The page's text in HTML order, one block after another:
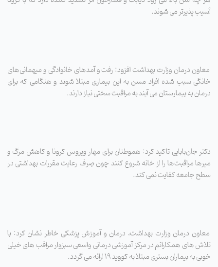
آسیب پذیرتر می شوند.
معاون درمان وزارت بهداشت افزود: رفت و آمدهای خانوادگی و میهمانی‌های
خانگی سبب شده افراد مسن به این بیماری مبتلا شوند و هنگامی که برای
درمان به بیمارستان می آیند به مراقبت سختی نیاز دارند.
دکتر جان‌بابایی تاکید کرد: هموطنان برای مهار ویروس کرونا و کاهش مرگ و
میرها مراقبت‌ها را از خانه شروع کنند چون صِرف رعایت مقررات بهداشتی در
سطح جامعه کفایت نمی کند.
معاون درمان وزارت بهداشت، درمان و آموزش پزشکی خاطر نشان کرد: با
تلاش های همکارانم در مرکز آموزشی درمانی واسعی سبزوار مراقب های خیلی
خوبی به بیماران بستری مبتلا به کووید 19 ارائه می گردد.